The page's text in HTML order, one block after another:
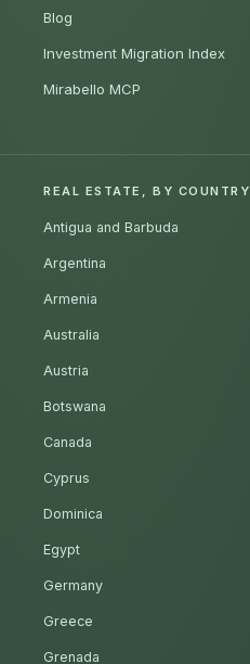
Blog
Investment Migration Index
Mirabello MCP
REAL ESTATE, BY COUNTRY
Antigua and Barbuda
Argentina
Armenia
Australia
Austria
Botswana
Canada
Cyprus
Dominica
Egypt
Germany
Greece
Grenada